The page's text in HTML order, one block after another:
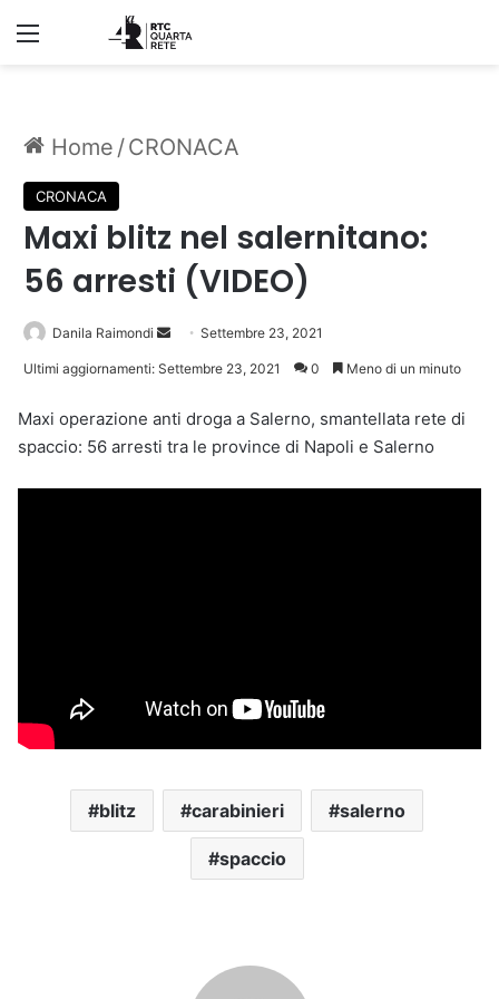
Menu
Home /CRONACA
CRONACA
Maxi blitz nel salernitano:
56 arresti (VIDEO)
Danila Raimondi
Invia Settembre 23, 2021
Ultimi aggiornamenti: Settembre 23, 2021 0 Meno di un minuto
Maxi operazione anti droga a Salerno, smantellata rete di
spaccio: 56 arresti tra le province di Napoli e Salerno
blitz carabinieri salerno
spaccio